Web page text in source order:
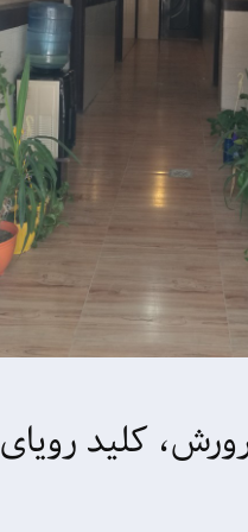
کلید رویای